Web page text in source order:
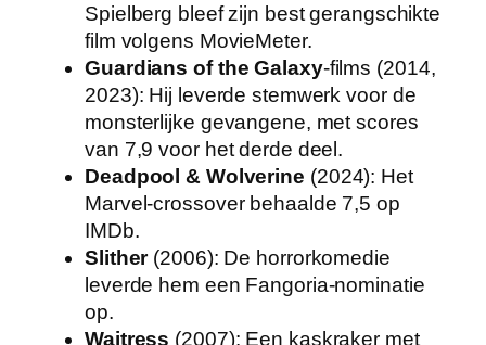
Spielberg bleef zijn best gerangschikte
film volgens MovieMeter.
Guardians of the Galaxy-films (2014,
2023): Hij leverde stemwerk voor de
monsterlijke gevangene, met scores
van 7,9 voor het derde deel.
Deadpool & Wolverine (2024): Het
Marvel-crossover behaalde 7,5 op
IMDb.
Slither(2006): De horrorkomedie
leverde hem een Fangoria-nominatie
op.
Waitress (2007): Een kaskraker met